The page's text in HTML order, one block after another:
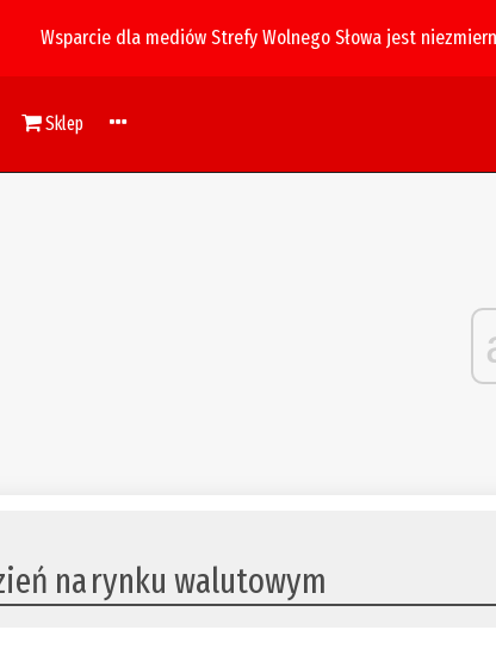
Wsparcie dla mediów Strefy Wolnego Słowa jest
Sklep
na rynku walutowym